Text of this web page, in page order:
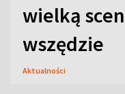
wielką
wszędzie
Aktualności